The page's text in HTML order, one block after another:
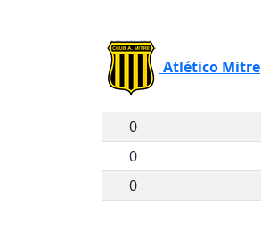
Atlético Mitre
0
0
0